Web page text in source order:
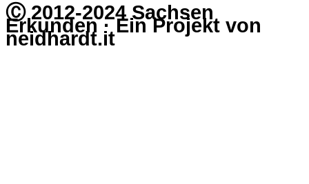
Ⓒ 2012-2024 Sachsen
Erkunden · Ein Projekt von
neidhardt.it